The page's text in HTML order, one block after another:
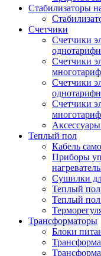
Стабилизаторы
Счетчики
Счетчики
Счетчики
Счетчики
Счетчики
Теплый пол
Кабель
Приборы
Сушилки
Теплый пол
Теплый
Трансформаторы
Блоки